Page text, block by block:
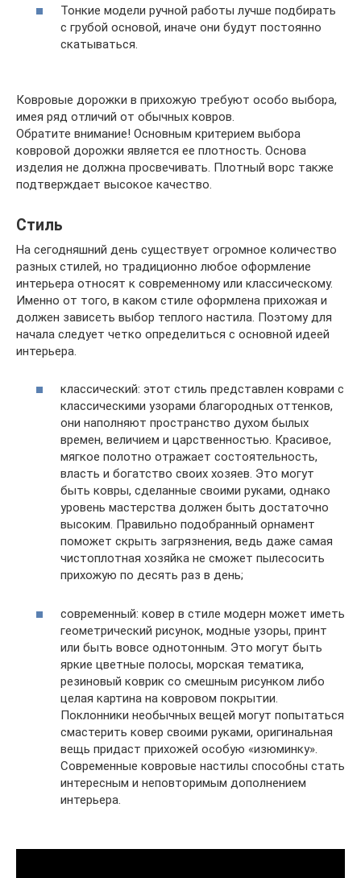
Тонкие модели ручной работы лучше подбирать
с грубой основой, иначе они будут постоянно
скатываться.
Ковровые дорожки в прихожую требуют особо выбора,
имея ряд отличий от обычных ковров.
Обратите внимание! Основным критерием выбора
ковровой дорожки является ее плотность. Основа
изделия не должна просвечивать. Плотный ворс также
подтверждает высокое качество.
Стиль
На сегодняшний день существует огромное количество
разных стилей, но традиционно любое оформление
интерьера относят к современному или классическому.
Именно от того, в каком стиле оформлена прихожая и
должен зависеть выбор теплого настила. Поэтому для
начала следует четко определиться с основной идеей
интерьера.
классический: этот стиль представлен коврами с
классическими узорами благородных оттенков,
они наполняют пространство духом былых
времен, величием и царственностью. Красивое,
мягкое полотно отражает состоятельность,
власть и богатство своих хозяев. Это могут
быть ковры, сделанные своими руками, однако
уровень мастерства должен быть достаточно
высоким. Правильно подобранный орнамент
поможет скрыть загрязнения, ведь даже самая
чистоплотная хозяйка не сможет пылесосить
прихожую по десять раз в день;
современный: ковер в стиле модерн может иметь
геометрический рисунок, модные узоры, принт
или быть вовсе однотонным. Это могут быть
яркие цветные полосы, морская тематика,
резиновый коврик со смешным рисунком либо
целая картина на ковровом покрытии.
Поклонники необычных вещей могут попытаться
смастерить ковер своими руками, оригинальная
вещь придаст прихожей особую «изюминку».
Современные ковровые настилы способны стать
интересным и неповторимым дополнением
интерьера.